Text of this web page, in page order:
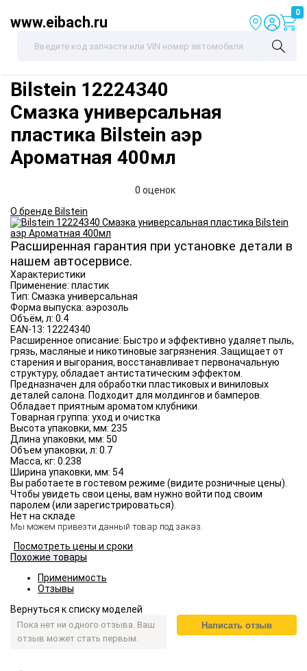
www.eibach.ru
0
Bilstein 12224340
Смазка универсальная
пластика Bilstein аэр
Ароматная 400мл
0 оценок
О бренде Bilstein
Расширенная гарантия при установке детали в
нашем автосервисе.
Характеристики
Применение: пластик
Тип: Смазка универсальная
Форма выпуска: аэрозоль
Объём, л: 0.4
EAN-13: 12224340
Расширенное описание: Быстро и эффективно удаляет пыль,
грязь, масляные и никотиновые загрязнения. Защищает от
старения и выгорания, восстанавливает первоначальную
структуру, обладает антистатическим эффектом.
Предназначен для обработки пластиковых и виниловых
деталей салона. Подходит для молдингов и бамперов.
Обладает приятным ароматом клубники.
Товарная группа: уход и очистка
Высота упаковки, мм: 235
Длина упаковки, мм: 50
Объем упаковки, л: 0.7
Масса, кг: 0.238
Ширина упаковки, мм: 54
Вы работаете в гостевом режиме (видите розничные цены).
Чтобы увидеть свои цены, вам нужно войти под своим
паролем (или зарегистрироваться).
Нет на складе
Мы можем привезти данный товар под заказ.
Посмотреть цены и сроки
Похожие товары
Применимость
Отзывы
Пока нет ни одного отзыва. Ваш
отзыв может стать первым.